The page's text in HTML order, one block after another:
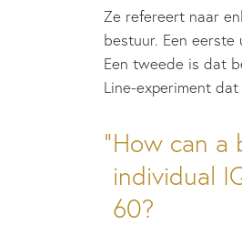
Ze refereert naar
bestuur. Een
Een tweede is dat
Line-experiment
How can a
individual
60?